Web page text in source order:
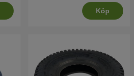
Köp